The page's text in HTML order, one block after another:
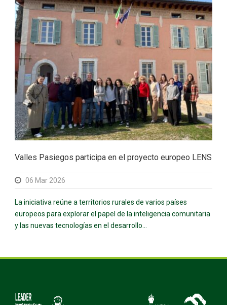
Valles Pasiegos participa en el proyecto europeo LENS
06 Mar 2026
La iniciativa reúne a territorios rurales de varios países
europeos para explorar el papel de la inteligencia comunitaria
y las nuevas tecnologías en el desarrollo...